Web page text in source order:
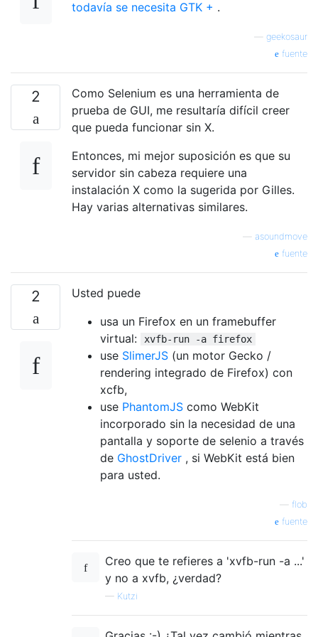
todavía se necesita GTK + .
geekosaur
fuente
2
Como Selenium es una herramienta de
prueba de GUI, me resultaría difícil creer
que pueda funcionar sin X.
Entonces, mi mejor suposición es que su
servidor sin cabeza requiere una
instalación X como la sugerida por Gilles.
Hay varias alternativas similares.
asoundmove
fuente
2
Usted puede
usa un Firefox en un framebuffer
virtual:
xvfb-run -a firefox
use SlimerJS (un motor Gecko /
rendering integrado de Firefox) con
xcfb,
use PhantomJS como WebKit
incorporado sin la necesidad de una
pantalla y soporte de selenio a través
de GhostDriver , si WebKit está bien
para usted.
flob
fuente
Creo que te refieres a 'xvfb-run -a ...'
y no a xvfb, ¿verdad?
— Kutzi